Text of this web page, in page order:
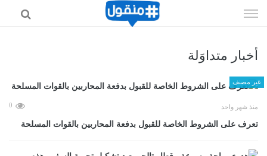
الى
أخبار متداوَلة
غير مصنف
منذ شهر واحد 0
تعرف على الشروط الخاصة للقبول بدفعة المحاربين بالقوات المسلحة